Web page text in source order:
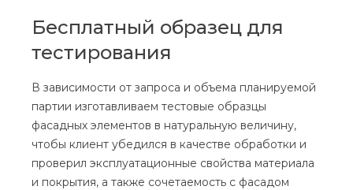
Бесплатный образец для
тестирования
В зависимости от запроса и объема планируемой
партии изготавливаем тестовые образцы
фасадных элементов в натуральную величину,
чтобы клиент убедился в качестве обработки и
проверил эксплуатационные свойства материала
и покрытия, а также сочетаемость с фасадом